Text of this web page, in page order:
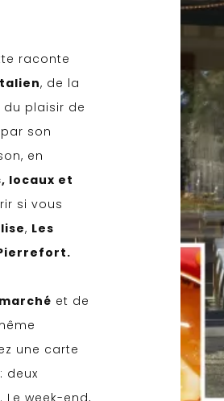
raconte
, de la
plaisir de
son
en
locaux et
si vous
, Les
et de
une carte
deux
week-end,